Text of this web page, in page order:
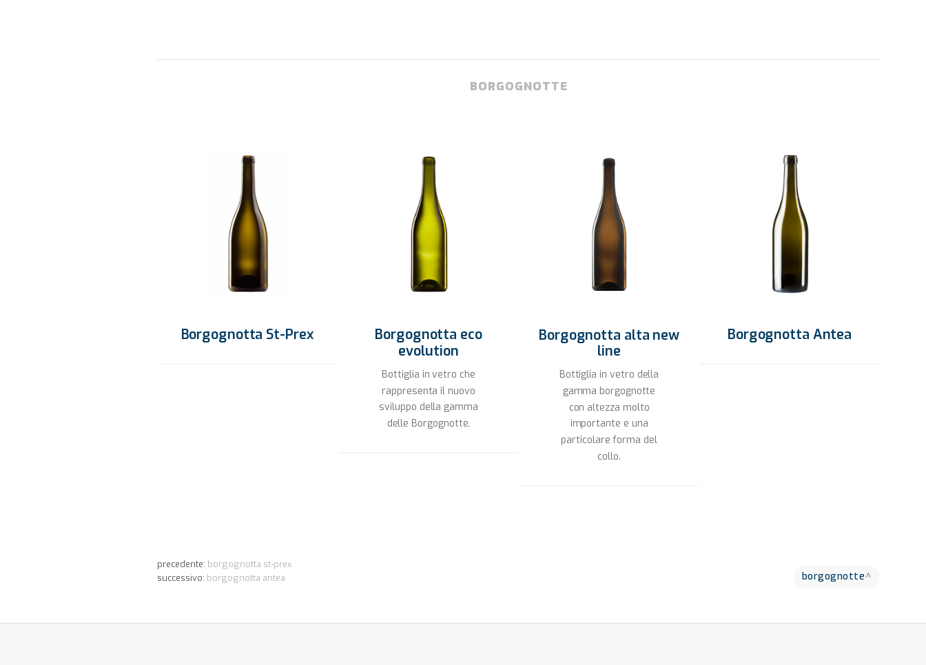
BORGOGNOTTE
Borgognotta St-Prex
Borgognotta eco
evolution
Bottiglia in vetro che
rappresenta il nuovo
sviluppo della gamma
delle Borgognotte.
Borgognotta alta new
line
Bottiglia in vetro della
gamma borgognotte
con altezza molto
importante e una
particolare forma del
collo.
Borgognotta Antea
precedente: borgognotta st-prex
successivo: borgognotta antea borgognotte